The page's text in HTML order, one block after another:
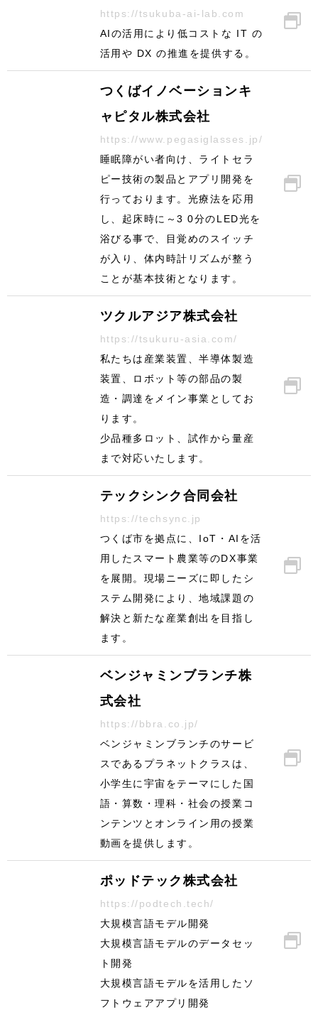
https://tsukuba-ai-lab.com
AIの活用により低コストな IT の
活用や DX の推進を提供する。
つくばイノベーションキ
ャピタル株式会社
https://www.pegasiglasses.jp/
睡眠障がい者向け、ライトセラ
ピー技術の製品とアプリ開発を
行っております。光療法を応用
し、起床時に～3 0分のLED光を
浴びる事で、目覚めのスイッチ
が入り、体内時計リズムが整う
ことが基本技術となります。
ツクルアジア株式会社
https://tsukuru-asia.com/
私たちは産業装置、半導体製造
装置、ロボット等の部品の製
造・調達をメイン事業としてお
ります。
少品種多ロット、試作から量産
まで対応いたします。
テックシンク合同会社
https://techsync.jp
つくば市を拠点に、IoT・AIを活
用したスマート農業等のDX事業
を展開。現場ニーズに即したシ
ステム開発により、地域課題の
解決と新たな産業創出を目指し
ます。
ベンジャミンブランチ株
式会社
https://bbra.co.jp/
ベンジャミンブランチのサービ
スであるプラネットクラスは、
小学生に宇宙をテーマにした国
語・算数・理科・社会の授業コ
ンテンツとオンライン用の授業
動画を提供します。
ポッドテック株式会社
https://podtech.tech/
大規模言語モデル開発
大規模言語モデルのデータセッ
ト開発
大規模言語モデルを活用したソ
フトウェアアプリ開発